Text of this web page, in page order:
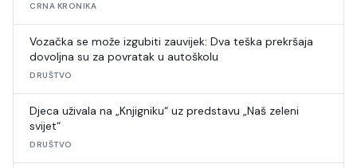
CRNA KRONIKA
Vozačka se može izgubiti zauvijek: Dva teška prekršaja
dovoljna su za povratak u autoškolu
DRUŠTVO
Djeca uživala na „Knjigniku“ uz predstavu „Naš zeleni
svijet“
DRUŠTVO